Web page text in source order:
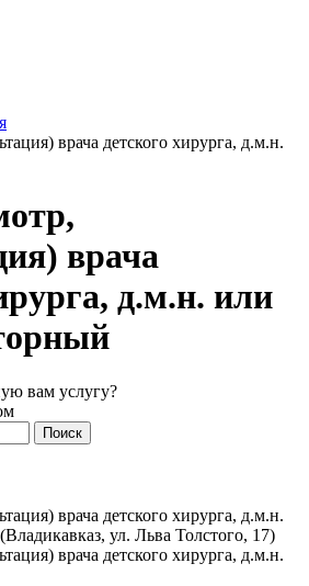
врача детского хирурга, д.м.н.
врача
д.м.н. или
вам услугу?
Поиск
врача детского хирурга, д.м.н.
ул. Льва Толстого, 17)
врача детского хирурга, д.м.н.